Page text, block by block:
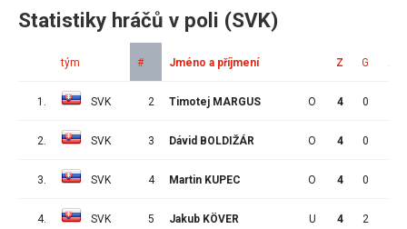
Statistiky hráčů v poli (SVK)
tým # Jméno a příjmení Z G A
1. SVK 2 Timotej MARGUS O 4 0
2. SVK 3 Dávid BOLDIŽÁR O 4 0
3. SVK 4 Martin KUPEC O 4 0
4. SVK 5 Jakub KÖVER U 4 2